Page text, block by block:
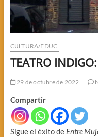
CULTURA/EDUC.
TEATRO INDIGO:
29 de octubre de 2022
Compartir
Sigue el éxito de Entre